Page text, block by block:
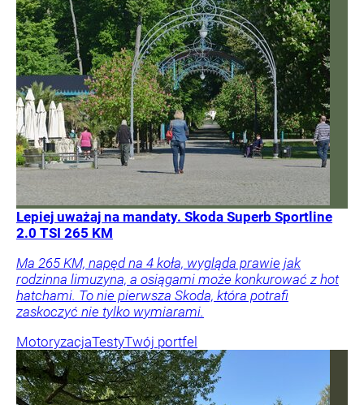
Lepiej uważaj na mandaty. Skoda Superb Sportline
2.0 TSI 265 KM
Ma 265 KM, napęd na 4 koła, wygląda prawie jak
rodzinna limuzyna, a osiągami może konkurować z hot
hatchami. To nie pierwsza Skoda, która potrafi
zaskoczyć nie tylko wymiarami.
MotoryzacjaTestyTwój portfel